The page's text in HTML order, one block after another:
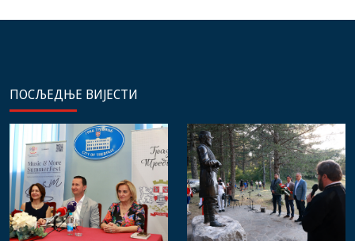
ПОСЉЕДЊЕ ВИЈЕСТИ